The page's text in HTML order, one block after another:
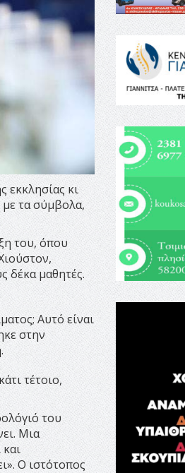
εκκλησίας κι
με τα σύμβολα,
του, όπου
δέκα μαθητές.
Αυτό είναι
στην
τέτοιο,
του
Μια
Ο ιστότοπος